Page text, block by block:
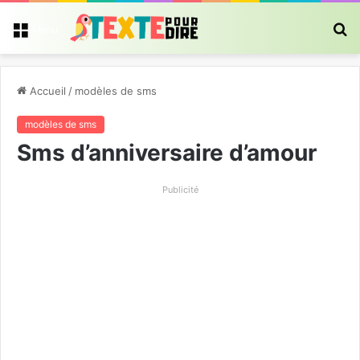
Accueil / modèles de sms
modèles de sms
Sms d’anniversaire d’amour
Publicité